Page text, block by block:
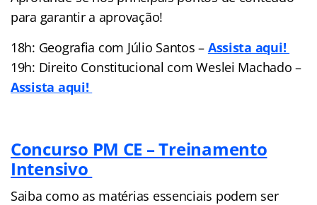
para garantir a aprovação!
18h: Geografia com Júlio Santos – Assista aqui!
19h: Direito Constitucional com Weslei Machado –
Assista aqui!
Concurso PM CE – Treinamento
Intensivo
Saiba como as matérias essenciais podem ser